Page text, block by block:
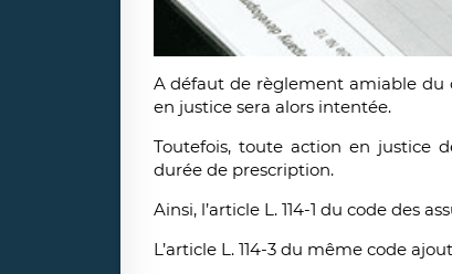
A défaut de règlement amiable du
en justice sera alors intentée.
Toutefois, toute action en justice
durée de prescription.
Ainsi, l’article L. 114-1 du code des
L’article L. 114-3 du même code